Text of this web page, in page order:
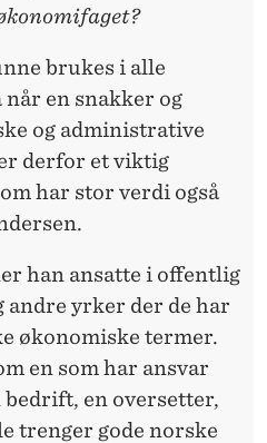
brukes i alle
når en snakker og
og administrative
derfor et viktig
har stor verdi også
han ansatte i offentlig
yrker der de har
økonomiske termer.
en som har ansvar
en oversetter,
trenger gode norske